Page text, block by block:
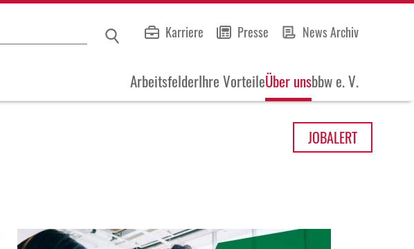
Karriere Presse News Archiv
ArbeitsfelderIhre VorteileÜber unsbbw e. V.
JOBALERT